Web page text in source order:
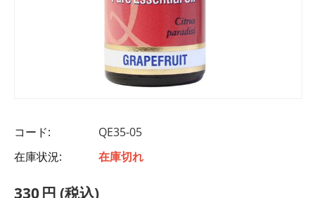
コード:
QE35-05
在庫状況:
在庫切れ
330円 (税込)